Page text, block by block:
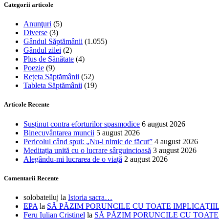
Categorii articole
Anunţuri (5)
Diverse (3)
Gândul Săptămânii (1.055)
Gândul zilei (2)
Plus de Sănătate (4)
Poezie (9)
Rețeta Săptămânii (52)
Tableta Săptămânii (19)
Articole Recente
Susținut contra eforturilor spasmodice 6 august 2026
Binecuvântarea muncii 5 august 2026
Pericolul când spui: „Nu-i nimic de făcut” 4 august 2026
Meditația unită cu o lucrare sârguincioasă 3 august 2026
Alegându-mi lucrarea de o viață 2 august 2026
Comentarii Recente
solobateiluj la Istoria sacra…
EPA la SĂ PĂZIM PORUNCILE CU TOATE
Feru Iulian Cristinel la SĂ PĂZIM PORUNCILE CU